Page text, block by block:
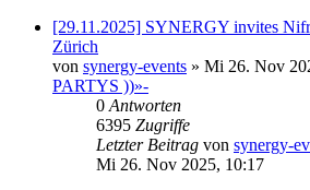
[29.11.2025] SYNERGY invites
Zürich
von synergy-events » Mi 26. Nov
PARTYS ))»-
0 Antworten
6395 Zugriffe
Letzter Beitrag von synergy-
Mi 26. Nov 2025, 10:17